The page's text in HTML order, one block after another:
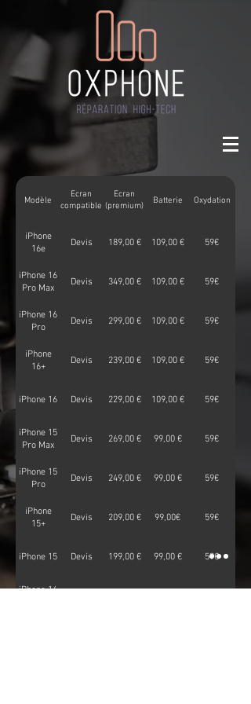
Modèle
Ecran
(compatible)
Ecran
(premium)
Batterie Oxydation
iPhone
16e
Devis 189,00 € 109,00 € 59€
iPhone 16
Pro Max
Devis 349,00 € 109,00 € 59€
iPhone 16
Pro
Devis 299,00 € 109,00 € 59€
iPhone
16+
Devis 239,00 € 109,00 € 59€
iPhone 16 Devis 229,00 € 109,00 € 59€
iPhone 15
Pro Max
Devis 269,00 € 99,00 € 59€
iPhone 15
Pro
Devis 249,00 € 99,00 € 59€
iPhone
15+
Devis 209,00 € 99,00€ 59€
iPhone 15 Devis 199,00 € 99,00 € 59€
iPhone 14